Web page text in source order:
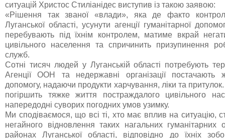
ситуацій Христос Стиліанідес виступив із такою заявою:
«Рішення так званої «влади», яка де факто
Луганської області, усунути агенції гуманітарної
перебувають під їхнім контролем, матиме вкрай
цивільного населення та спричинить призупинення
служб.
Сотні тисяч людей у Луганській області потребують
Агенції ООН та недержавні організації постачають
допомогу, надаючи продукти харчування, ліки та
погіршить тяжке життя постраждалого цивільного
напередодні суворих погодних умов узимку.
Ми сподіваємося, що всі ті, хто має вплив на ситуацію,
негайного відновлення таких нагальних гуманітарних
районах Луганської області, відповідно до їхніх